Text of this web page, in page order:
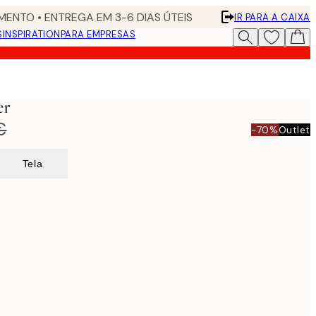
• ENTREGA EM 3-6 DIAS ÚTEIS
IR PARA A CAIXA
INSPIRATIONPARA EMPRESAS
-70%Outlet
Tela